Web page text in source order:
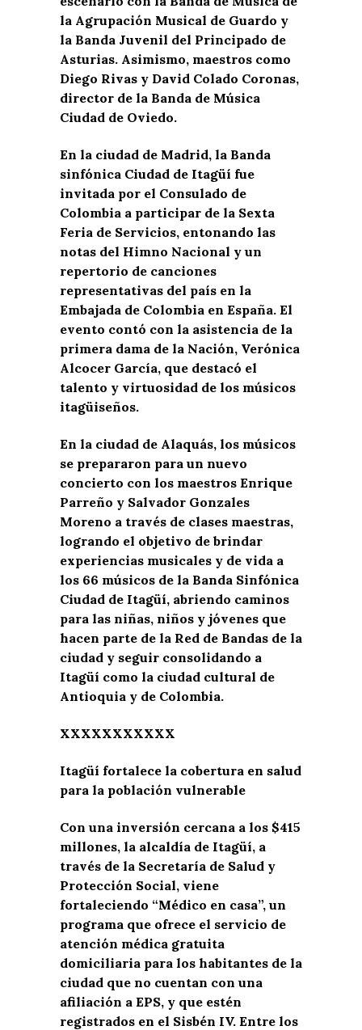
la Agrupación Musical de Guardo y
la Banda Juvenil del Principado de
Asturias. Asimismo, maestros como
Diego Rivas y David Colado Coronas,
director de la Banda de Música
Ciudad de Oviedo.
En la ciudad de Madrid, la Banda
sinfónica Ciudad de Itagüí fue
invitada por el Consulado de
Colombia a participar de la Sexta
Feria de Servicios, entonando las
notas del Himno Nacional y un
repertorio de canciones
representativas del país en la
Embajada de Colombia en España. El
evento contó con la asistencia de la
primera dama de la Nación, Verónica
Alcocer García, que destacó el
talento y virtuosidad de los músicos
itagüiseños.
En la ciudad de Alaquás, los músicos
se prepararon para un nuevo
concierto con los maestros Enrique
Parreño y Salvador Gonzales
Moreno a través de clases maestras,
logrando el objetivo de brindar
experiencias musicales y de vida a
los 66 músicos de la Banda Sinfónica
Ciudad de Itagüí, abriendo caminos
para las niñas, niños y jóvenes que
hacen parte de la Red de Bandas de la
ciudad y seguir consolidando a
Itagüí como la ciudad cultural de
Antioquia y de Colombia.
XXXXXXXXXXX
Itagüí fortalece la cobertura en salud
para la población vulnerable
Con una inversión cercana a los $415
millones, la alcaldía de Itagüí, a
través de la Secretaría de Salud y
Protección Social, viene
fortaleciendo “Médico en casa”, un
programa que ofrece el servicio de
atención médica gratuita
domiciliaria para los habitantes de la
ciudad que no cuentan con una
afiliación a EPS, y que estén
registrados en el Sisbén IV. Entre los